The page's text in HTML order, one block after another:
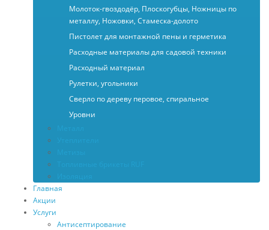
Молоток-гвоздодёр, Плоскогубцы, Ножницы по
металлу, Ножовки, Стамеска-долото
Пистолет для монтажной пены и герметика
Расходные материалы для садовой техники
Расходный материал
Рулетки, угольники
Сверло по дереву перовое, спиральное
Уровни
Главная
Акции
Услуги
Антисептирование